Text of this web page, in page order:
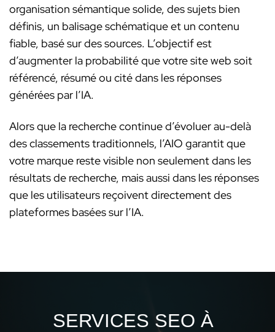
organisation sémantique solide, des sujets bien
définis, un balisage schématique et un contenu
fiable, basé sur des sources. L’objectif est
d’augmenter la probabilité que votre site web soit
référencé, résumé ou cité dans les réponses
générées par l’IA.
Alors que la recherche continue d’évoluer au-delà
des classements traditionnels, l’AIO garantit que
votre marque reste visible non seulement dans les
résultats de recherche, mais aussi dans les réponses
que les utilisateurs reçoivent directement des
plateformes basées sur l’IA.
SERVICES SEO À